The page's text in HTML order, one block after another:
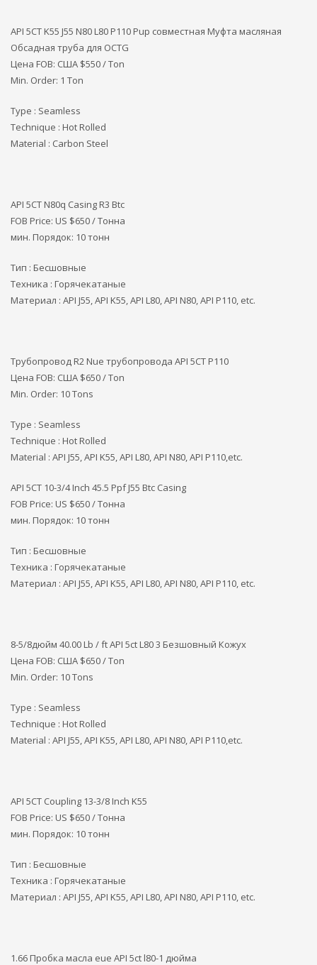
API 5CT K55 J55 N80 L80 P110 Pup совместная Муфта масляная
Обсадная труба для OCTG
Цена FOB: США $550 / Ton
Min. Order: 1 Ton
Type : Seamless
Technique : Hot Rolled
Material : Carbon Steel
API 5CT N80q Casing R3 Btc
FOB Price: US $650 / Тонна
мин. Порядок: 10 тонн
Тип : Бесшовные
Техника : Горячекатаные
Материал : API J55, API K55, API L80, API N80, API P110, etc.
Трубопровод R2 Nue трубопровода API 5CT P110
Цена FOB: США $650 / Ton
Min. Order: 10 Tons
Type : Seamless
Technique : Hot Rolled
Material : API J55, API K55, API L80, API N80, API P110,etc.
API 5CT 10-3/4 Inch 45.5 Ppf J55 Btc Casing
FOB Price: US $650 / Тонна
мин. Порядок: 10 тонн
Тип : Бесшовные
Техника : Горячекатаные
Материал : API J55, API K55, API L80, API N80, API P110, etc.
8-5/8дюйм 40.00 Lb / ft API 5ct L80 3 Безшовный Кожух
Цена FOB: США $650 / Ton
Min. Order: 10 Tons
Type : Seamless
Technique : Hot Rolled
Material : API J55, API K55, API L80, API N80, API P110,etc.
API 5CT Coupling 13-3/8 Inch K55
FOB Price: US $650 / Тонна
мин. Порядок: 10 тонн
Тип : Бесшовные
Техника : Горячекатаные
Материал : API J55, API K55, API L80, API N80, API P110, etc.
1.66 Пробка масла eue API 5ct l80-1 дюйма